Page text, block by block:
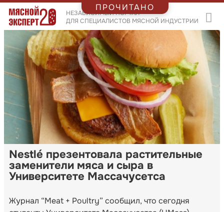
НЕЗАВИСИМЫЙ ПОРТАЛ
ДЛЯ СПЕЦИАЛИСТОВ МЯСНОЙ ИНДУСТРИИ
Nestlé презентовала растительные
заменители мяса и сыра в
Университете Массачусетса
Журнал “Meat + Poultry” сообщил, что сегодня
ПРОЧИТАНО